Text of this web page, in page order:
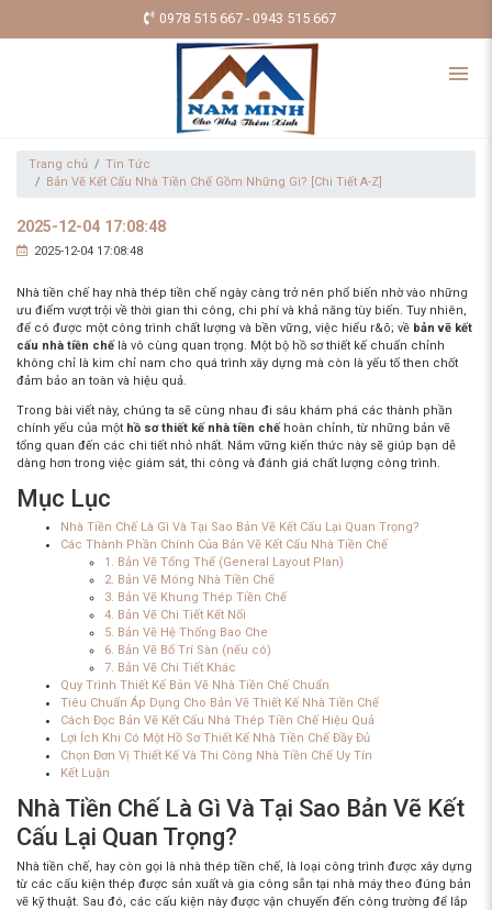
0978 515 667 - 0943 515 667
Trang chủ
Tin Tức
Bản Vẽ Kết Cấu Nhà Tiền Chế Gồm Những Gì? [Chi Tiết A-Z]
2025-12-04 17:08:48
2025-12-04 17:08:48
Nhà tiền chế hay nhà thép tiền chế ngày càng trở nên phổ biến nhờ vào những
ưu điểm vượt trội về thời gian thi công, chi phí và khả năng tùy biến. Tuy nhiên,
để có được một công trình chất lượng và bền vững, việc hiểu r&õ; về bản vẽ kết
cấu nhà tiền chếlà vô cùng quan trọng. Một bộ hồ sơ thiết kế chuẩn chỉnh
không chỉ là kim chỉ nam cho quá trình xây dựng mà còn là yếu tố then chốt
đảm bảo an toàn và hiệu quả.
Trong bài viết này, chúng ta sẽ cùng nhau đi sâu khám phá các thành phần
chính yếu của một hồ sơ thiết kế nhà tiền chếhoàn chỉnh, từ những bản vẽ
tổng quan đến các chi tiết nhỏ nhất. Nắm vững kiến thức này sẽ giúp bạn dễ
dàng hơn trong việc giám sát, thi công và đánh giá chất lượng công trình.
Mục Lục
Nhà Tiền Chế Là Gì Và Tại Sao Bản Vẽ Kết Cấu Lại Quan Trọng?
Các Thành Phần Chính Của Bản Vẽ Kết Cấu Nhà Tiền Chế
1. Bản Vẽ Tổng Thể (General Layout Plan)
2. Bản Vẽ Móng Nhà Tiền Chế
3. Bản Vẽ Khung Thép Tiền Chế
4. Bản Vẽ Chi Tiết Kết Nối
5. Bản Vẽ Hệ Thống Bao Che
6. Bản Vẽ Bố Trí Sàn (nếu có)
7. Bản Vẽ Chi Tiết Khác
Quy Trình Thiết Kế Bản Vẽ Nhà Tiền Chế Chuẩn
Tiêu Chuẩn Áp Dụng Cho Bản Vẽ Thiết Kế Nhà Tiền Chế
Cách Đọc Bản Vẽ Kết Cấu Nhà Thép Tiền Chế Hiệu Quả
Lợi Ích Khi Có Một Hồ Sơ Thiết Kế Nhà Tiền Chế Đầy Đủ
Chọn Đơn Vị Thiết Kế Và Thi Công Nhà Tiền Chế Uy Tín
Kết Luận
Nhà Tiền Chế Là Gì Và Tại Sao Bản Vẽ Kết
Cấu Lại Quan Trọng?
Nhà tiền chế, hay còn gọi là nhà thép tiền chế, là loại công trình được xây dựng
từ các cấu kiện thép được sản xuất và gia công sẵn tại nhà máy theo đúng bản
vẽ kỹ thuật. Sau đó, các cấu kiện này được vận chuyển đến công trường để lắp